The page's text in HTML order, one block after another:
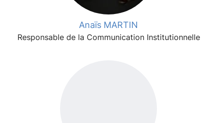
Anaïs MARTIN
Responsable de la Communication Institutionnelle